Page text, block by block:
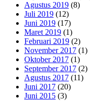
Agustus 2019 (8)
Juli 2019 (12)
Juni 2019 (17)
Maret 2019 (1)
Februari 2019 (2)
November 2017 (1)
Oktober 2017 (1)
September 2017 (2)
Agustus 2017 (11)
Juni 2017 (20)
Juni 2015 (3)